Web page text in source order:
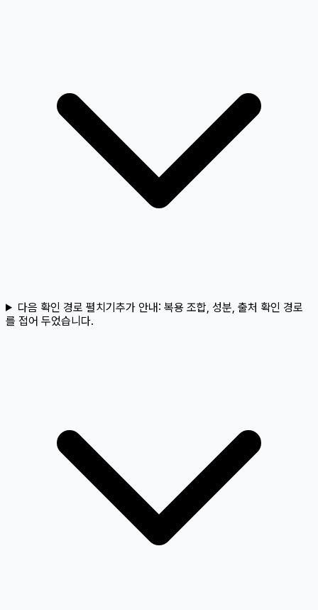
다음 확인 경로 펼치기추가 안내: 복용 조합, 성분, 출처 확인 경로
를 접어 두었습니다.